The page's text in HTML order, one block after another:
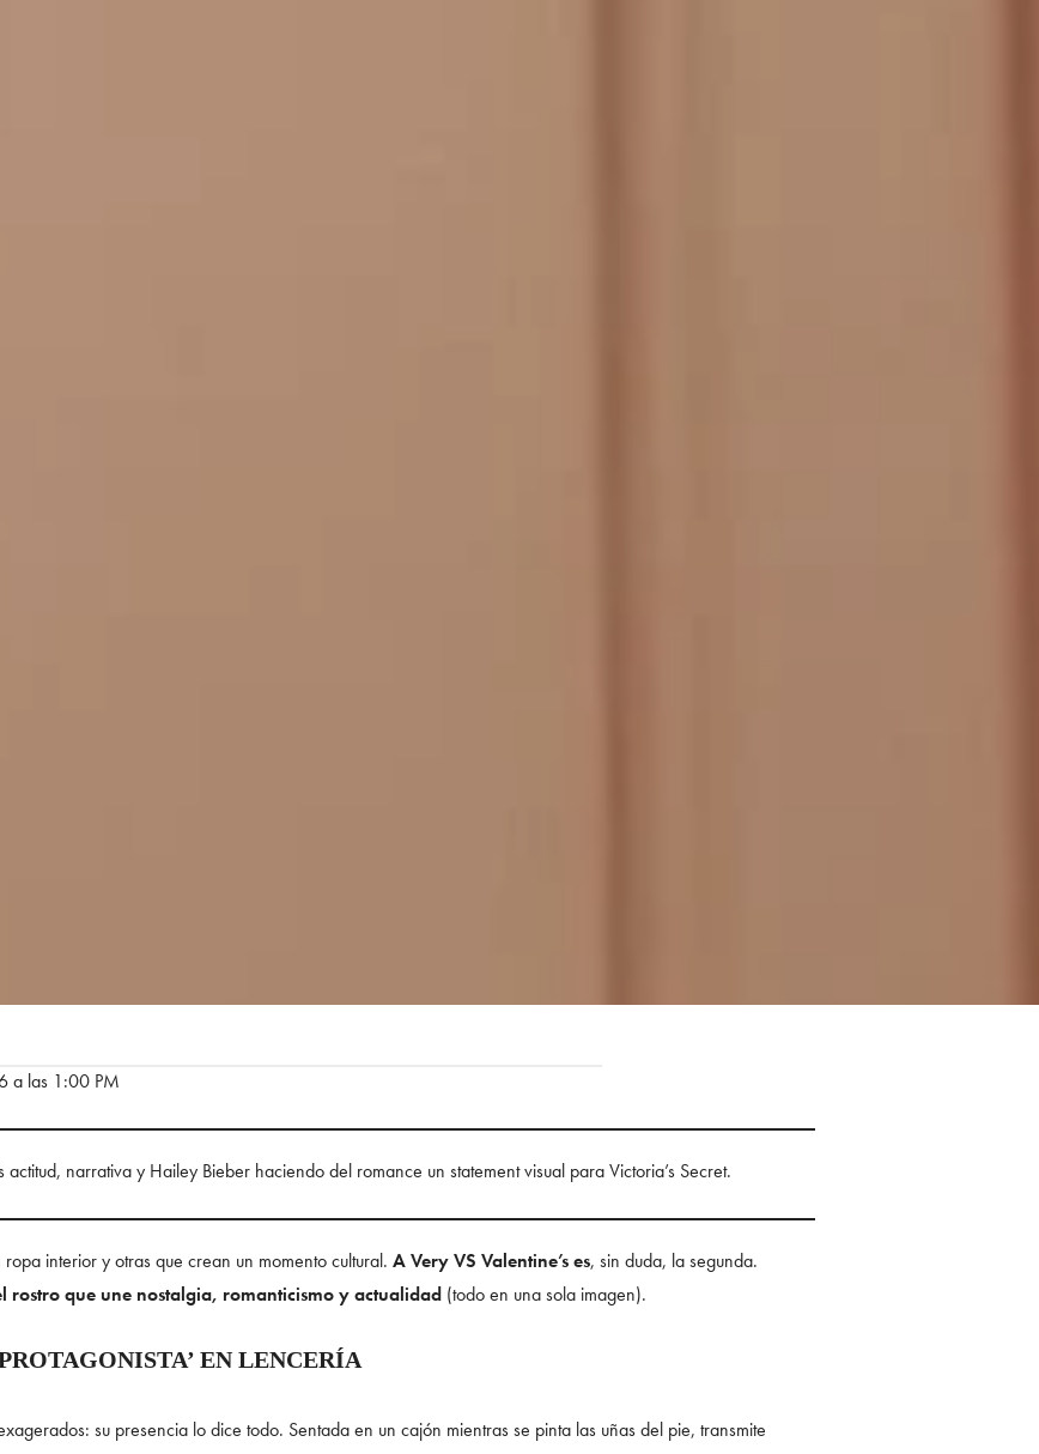
a las 1:00 PM
narrativa y Hailey Bieber haciendo del romance un statement visual para Victoria’s Secret.
interior y otras que crean un momento cultural. A Very VS Valentine’s es, sin duda, la segunda.
rostro que une nostalgia, romanticismo y actualidad (todo en una sola imagen).
EN LENCERÍA
su presencia lo dice todo. Sentada en un cajón mientras se pinta las uñas del pie, transmite